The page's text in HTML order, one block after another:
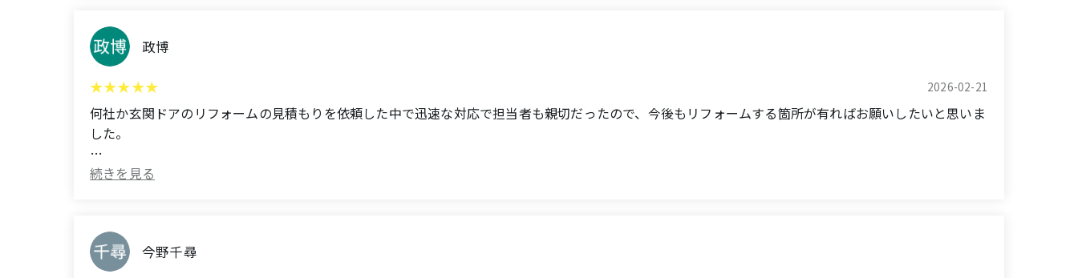
He greeted our neighbors before the work began, and after the work started, he visited the site every morning, always being attentive. No matter
how busy he was, he came back for the final check, and the cleaning after the work was done was very thorough.
All the craftsmen were very pleasant, and thanks to Mr. Koga's personality, the atmosphere on site was good, and we were able to entrust the
work to him with peace of mind until the end.
We had many concerns because of the small space, but we were happy that our wishes were fully realized.
Thank you to Mr. Hirano and Mr. Arai for your help.
平野さん、古賀さんにやっていただいて仕上がりは100点満点以上です。本当にありがとうございました。次回もお願いしたいと思います。
(Translated by Google)
We had our kitchen and bathroom renovated. For the bathroom, we wanted to keep the window, and we discussed this with the manufacturer,
who kindly accommodated our request.
Whenever we mentioned a minor concern, they immediately provided clear explanations and even sourced parts for us; their knowledge is
extensive.
All the craftsmen were also very kind, efficient, and meticulous in their work.
政博
2026-02-21
何社か玄関ドアのリフォームの見積もりを依頼した中で迅速な対応で担当者も親切だったので、今後もリフォームする箇所が有ればお願いしたいと思いま
した。
(Translated by Google)
今野千尋